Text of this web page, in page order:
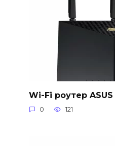
Wi-Fi роутер ASUS
0 121